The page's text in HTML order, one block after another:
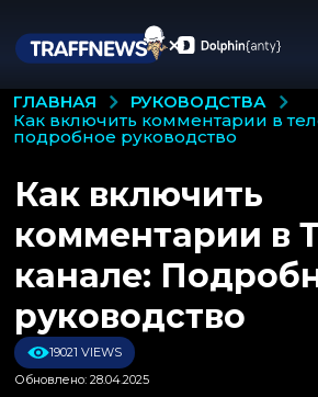
ГЛАВНАЯ
РУКОВОДСТВА
как включить комментарии в телеграм канале:
подробное руководство
Как включить
комментарии в
канале:
руководство
19021 VIEWS
Обновлено: 28.04.2025